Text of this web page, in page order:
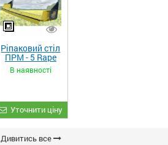
Ріпаковий стіл
ПРМ - 5 Rape
Fiore
В наявності
Уточнити ціну
Дивитись все